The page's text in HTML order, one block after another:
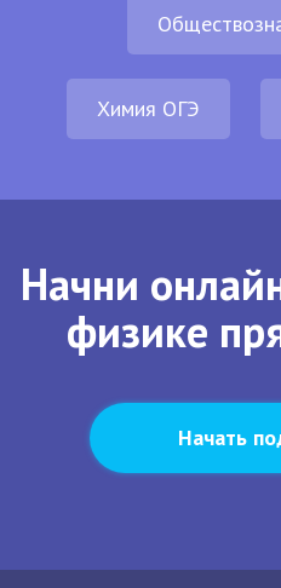
Химия ОГЭ
Начни
физике
Начать